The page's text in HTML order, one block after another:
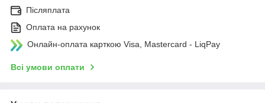
Післяплата
Оплата на рахунок
Онлайн-оплата карткою Visa, Mastercard - LiqPay
Всі умови оплати